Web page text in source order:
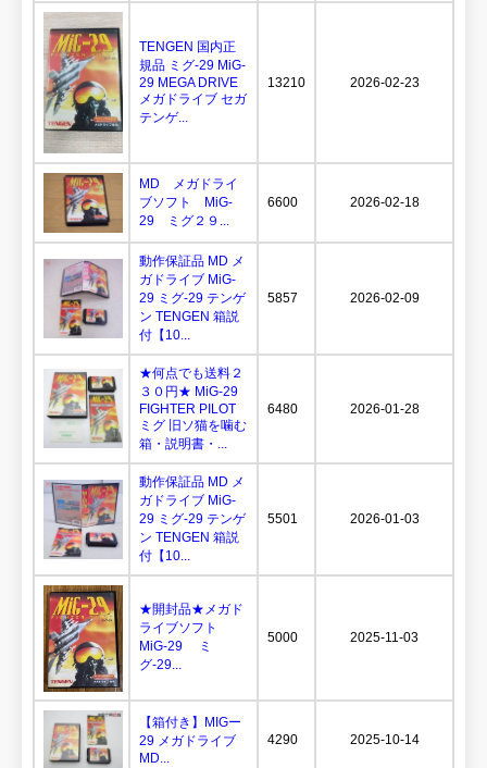
TENGEN 国内正
規品 ミグ-29 MiG-
29 MEGA DRIVE
メガドライブ セガ
テンゲ...
13210 2026-02-23
MD メガドライ
ブソフト MiG-
29 ミグ２９...
6600 2026-02-18
動作保証品 MD メ
ガドライブ MiG-
29 ミグ-29 テンゲ
ン TENGEN 箱説
付【10...
5857 2026-02-09
★何点でも送料２
３０円★ MiG-29
FIGHTER PILOT
ミグ 旧ソ猫を噛む
箱・説明書・...
6480 2026-01-28
動作保証品 MD メ
ガドライブ MiG-
29 ミグ-29 テンゲ
ン TENGEN 箱説
付【10...
5501 2026-01-03
★開封品★メガド
ライブソフト
MiG-29 ミ
グ-29...
5000 2025-11-03
【箱付き】MIGー
29 メガドライブ
MD...
4290 2025-10-14